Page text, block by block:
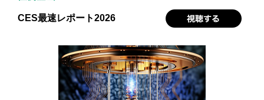
CES最速レポート2026